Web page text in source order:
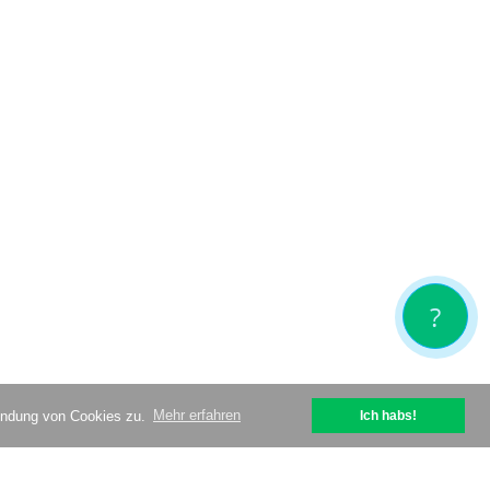
von Cookies zu. Mehr erfahren Ich habs!
?